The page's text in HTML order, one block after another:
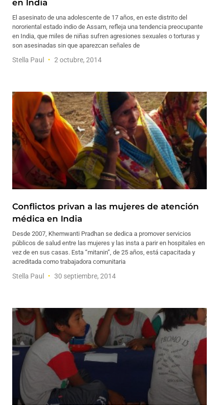
en India
El asesinato de una adolescente de 17 años, en este distrito del
nororiental estado indio de Assam, refleja una tendencia preocupante
en India, que miles de niñas sufren agresiones sexuales o torturas y
son asesinadas sin que aparezcan señales de
Stella Paul 2 octubre, 2014
Conflictos privan a las mujeres de atención
médica en India
Desde 2007, Khemwanti Pradhan se dedica a promover servicios
públicos de salud entre las mujeres y las insta a parir en hospitales en
vez de en sus casas. Esta “mitanin”, de 25 años, está capacitada y
acreditada como trabajadora comunitaria
Stella Paul 30 septiembre, 2014